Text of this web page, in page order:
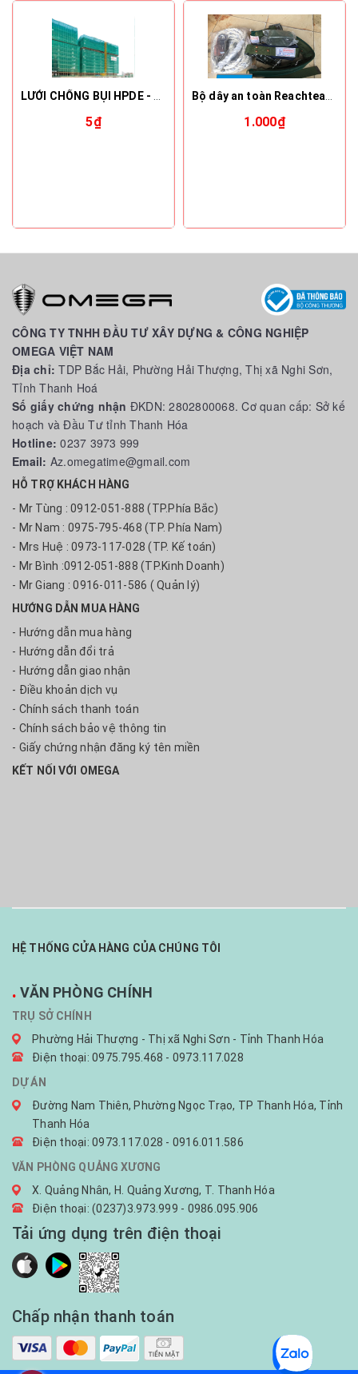
5₫ 1.000₫
CÔNG TY TNHH ĐẦU TƯ XÂY DỰNG & CÔNG NGHIỆP
OMEGA VIỆT NAM
Địa chỉ:TDP Bắc Hải, Phường Hải Thượng, Thị xã Nghi Sơn,
Tỉnh Thanh Hoá
Số giấy chứng nhận ĐKDN: 2802800068. Cơ quan cấp: Sở kế
hoạch và Đầu Tư tỉnh Thanh Hóa
Hotline:0237 3973 999
Email: Az.omegatime@gmail.com
HỖ TRỢ KHÁCH HÀNG
- Mr Tùng : 0912-051-888 (TP.Phía Bắc)
- Mr Nam : 0975-795-468 (TP. Phía Nam)
- Mrs Huệ : 0973-117-028 (TP. Kế toán)
- Mr Bình :0912-051-888 (TP.Kinh Doanh)
- Mr Giang : 0916-011-586 ( Quản lý)
HƯỚNG DẪN MUA HÀNG
- Hướng dẫn mua hàng
- Hướng dẫn đổi trả
- Hướng dẫn giao nhận
- Điều khoản dịch vụ
- Chính sách thanh toán
- Chính sách bảo vệ thông tin
- Giấy chứng nhận đăng ký tên miền
KẾT NỐI VỚI OMEGA
HỆ THỐNG CỬA HÀNG CỦA CHÚNG TÔI
. VĂN PHÒNG CHÍNH
TRỤ SỞ CHÍNH
Phường Hải Thượng - Thị xã Nghi Sơn - Tỉnh Thanh Hóa
Điện thoại: 0975.795.468 - 0973.117.028
DỰ ÁN
Đường Nam Thiên, Phường Ngọc Trạo, TP Thanh Hóa, Tỉnh
Thanh Hóa
Điện thoại: 0973.117.028 - 0916.011.586
VĂN PHÒNG QUẢNG XƯƠNG
X. Quảng Nhân, H. Quảng Xương, T. Thanh Hóa
Điện thoại: (0237)3.973.999 - 0986.095.906
Tải ứng dụng trên điện thoại
Chấp nhận thanh toán